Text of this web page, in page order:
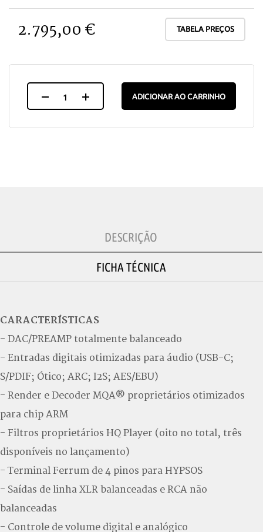
2.795,00 € TABELA PREÇOS
ADICIONAR AO CARRINHO
DESCRIÇÃO
FICHA TÉCNICA
CARACTERÍSTICAS
- DAC/PREAMP totalmente balanceado
- Entradas digitais otimizadas para áudio (USB-C;
S/PDIF; Ótico; ARC; I2S; AES/EBU)
- Render e Decoder MQA® proprietários otimizados
para chip ARM
- Filtros proprietários HQ Player (oito no total, três
disponíveis no lançamento)
- Terminal Ferrum de 4 pinos para HYPSOS
- Saídas de linha XLR balanceadas e RCA não
balanceadas
- Controle de volume digital e analógico